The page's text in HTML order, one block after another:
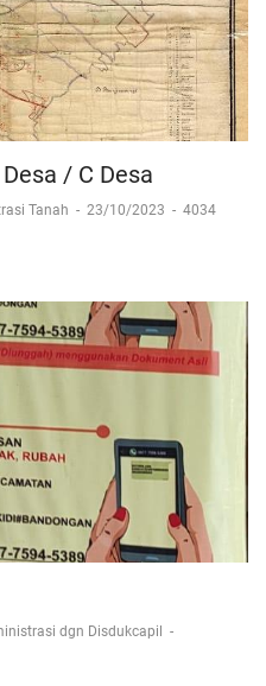
/ C Desa
Tanah - 23/10/2023 - 4034
dgn Disdukcapil
-